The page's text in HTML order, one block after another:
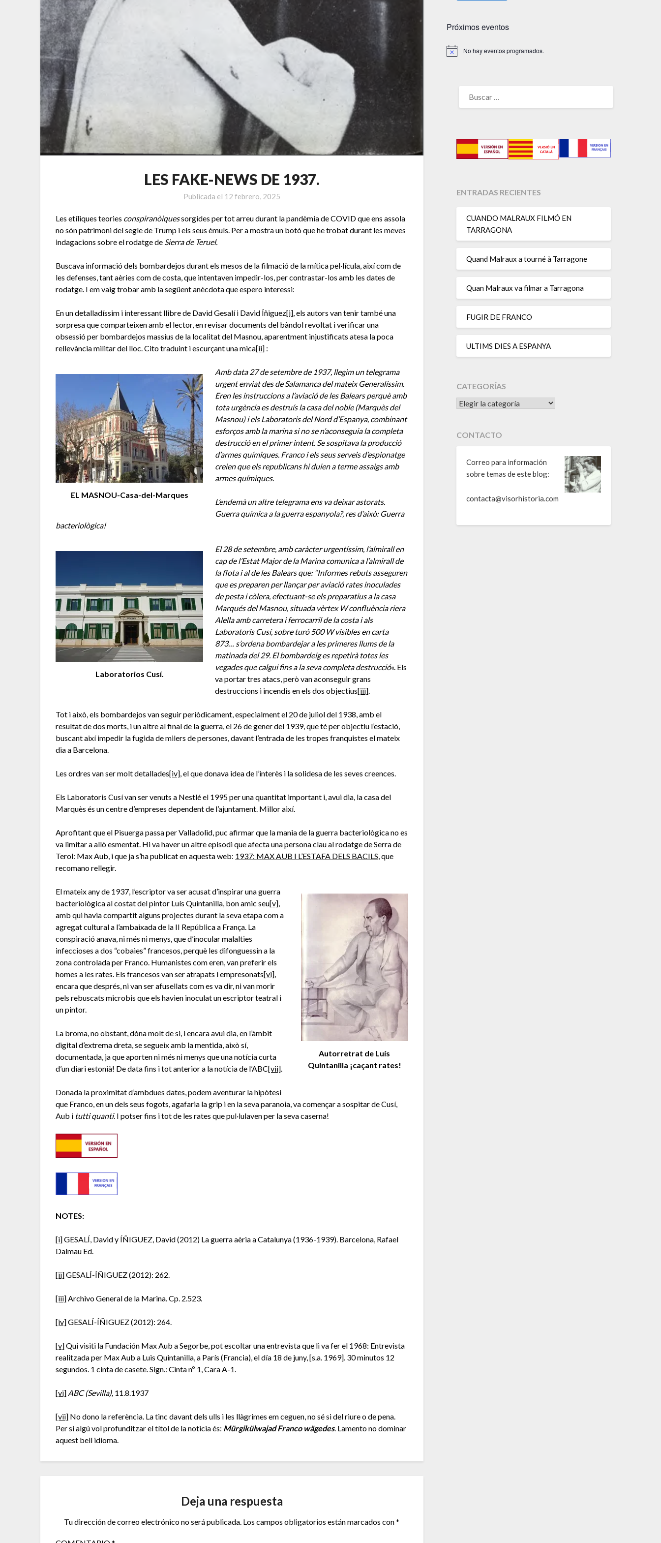
LES FAKE-NEWS DE 1937.
Publicada el 12 febrero, 2025
Les etíliques teories conspiranòiquessorgides per tot arreu durant la pandèmia de COVID que ens assola
no són patrimoni del segle de Trump i els seus èmuls. Per a mostra un botó que he trobat durant les meves
indagacions sobre el rodatge de Sierra de Teruel.
Buscava informació dels bombardejos durant els mesos de la filmació de la mítica pel·lícula, així com de
les defenses, tant aèries com de costa, que intentaven impedir-los, per contrastar-los amb les dates de
rodatge. I em vaig trobar amb la següent anècdota que espero interessi:
En un detalladíssim i interessant llibre de David Gesalí i David Íñiguez[i], els autors van tenir també una
sorpresa que comparteixen amb el lector, en revisar documents del bàndol revoltat i verificar una
obsessió per bombardejos massius de la localitat del Masnou, aparentment injustificats atesa la poca
rellevància militar del lloc. Cito traduint i escurçant una mica[ii] :
EL MASNOU-Casa-del-Marques
Amb data 27 de setembre de 1937, llegim un telegrama
urgent enviat des de Salamanca del mateix Generalíssim.
Eren les instruccions a l’aviació de les Balears perquè amb
tota urgència es destruís la casa del noble (Marquès del
Masnou) i els Laboratoris del Nord d’Espanya, combinant
esforços amb la marina si no se n’aconseguia la completa
destrucció en el primer intent. Se sospitava la producció
d’armes químiques. Franco i els seus serveis d’espionatge
creien que els republicans hi duien a terme assaigs amb
armes químiques.
L’endemà un altre telegrama ens va deixar astorats.
Guerra química a la guerra espanyola?, res d’això: Guerra
bacteriològica!
Laboratorios Cusí.
El 28 de setembre, amb caràcter urgentíssim, l’almirall en
cap de l’Estat Major de la Marina comunica a l’almirall de
la flota i al de les Balears que: “Informes rebuts asseguren
que es preparen per llançar per aviació rates inoculades
de pesta i còlera, efectuant-se els preparatius a la casa
Marqués del Masnou, situada vèrtex W confluència riera
Alella amb carretera i ferrocarril de la costa i als
Laboratoris Cusí, sobre turó 500 W visibles en carta
873… s’ordena bombardejar a les primeres llums de la
matinada del 29. El bombardeig es repetirà totes les
vegades que calgui fins a la seva completa destrucció«. Els
va portar tres atacs, però van aconseguir grans
destruccions i incendis en els dos objectius[iii].
Tot i això, els bombardejos van seguir periòdicament, especialment el 20 de juliol del 1938, amb el
resultat de dos morts, i un altre al final de la guerra, el 26 de gener del 1939, que té per objectiu l’estació,
buscant així impedir la fugida de milers de persones, davant l’entrada de les tropes franquistes el mateix
dia a Barcelona.
Les ordres van ser molt detallades[iv], el que donava idea de l’interès i la solidesa de les seves creences.
Els Laboratoris Cusí van ser venuts a Nestlé el 1995 per una quantitat important i, avui dia, la casa del
Marquès és un centre d’empreses dependent de l’ajuntament. Millor així.
Aprofitant que el Pisuerga passa per Valladolid, puc afirmar que la mania de la guerra bacteriològica no es
va limitar a allò esmentat. Hi va haver un altre episodi que afecta una persona clau al rodatge de Serra de
Terol: Max Aub, i que ja s’ha publicat en aquesta web: 1937: MAX AUB I L’ESTAFA DELS BACILS, que
recomano rellegir.
Autorretrat de Luís
Quintanilla ¡caçant rates!
El mateix any de 1937, l’escriptor va ser acusat d’inspirar una guerra
bacteriològica al costat del pintor Luís Quintanilla, bon amic seu[v],
amb qui havia compartit alguns projectes durant la seva etapa com a
agregat cultural a l’ambaixada de la II República a França. La
conspiració anava, ni més ni menys, que d’inocular malalties
infeccioses a dos “cobaies” francesos, perquè les difonguessin a la
zona controlada per Franco. Humanistes com eren, van preferir els
homes a les rates. Els francesos van ser atrapats i empresonats[vi],
encara que després, ni van ser afusellats com es va dir, ni van morir
pels rebuscats microbis que els havien inoculat un escriptor teatral i
un pintor.
La broma, no obstant, dóna molt de si, i encara avui dia, en l’àmbit
digital d’extrema dreta, se segueix amb la mentida, això sí,
documentada, ja que aporten ni més ni menys que una notícia curta
d’un diari estonià! De data fins i tot anterior a la notícia de l’ABC[vii].
Donada la proximitat d’ambdues dates, podem aventurar la hipòtesi
que Franco, en un dels seus fogots, agafaria la grip i en la seva paranoia, va començar a sospitar de Cusí,
Aub i tutti quanti. I potser fins i tot de les rates que pul·lulaven per la seva caserna!
NOTES:
[i]GESALÍ, David y ÍÑIGUEZ, David (2012) La guerra aèria a Catalunya (1936-1939). Barcelona, Rafael
Dalmau Ed.
[ii]GESALÍ-ÍÑIGUEZ (2012): 262.
[iii]Archivo General de la Marina. Cp. 2.523.
[iv]GESALÍ-ÍÑIGUEZ (2012): 264.
[v]Qui visiti la Fundación Max Aub a Segorbe, pot escoltar una entrevista que li va fer el 1968: Entrevista
realitzada per Max Aub a Luis Quintanilla, a París (Francia), el día 18 de juny, [s.a. 1969]. 30 minutos 12
segundos. 1 cinta de casete. Sign.: Cinta nº 1, Cara A-1.
[vi] ABC (Sevilla), 11.8.1937
[vii] No dono la referència. La tinc davant dels ulls i les llàgrimes em ceguen, no sé si del riure o de pena.
Per si algú vol profunditzar el títol de la noticia és: Mürgikülwajad Franco wägedes. Lamento no dominar
aquest bell idioma.
Deja una respuesta
Tu dirección de correo electrónico no será publicada. Los campos obligatorios están marcados con*
Próximos eventos
Aviso No hay eventos programados.
ENTRADAS RECIENTES
CUANDO MALRAUX FILMÓ EN
TARRAGONA
Quand Malraux a tourné à Tarragone
Quan Malraux va filmar a Tarragona
FUGIR DE FRANCO
ULTIMS DIES A ESPANYA
CATEGORÍAS
CATEGORÍAS
CONTACTO
Correo para información
sobre temas de este blog:
contacta@visorhistoria.com